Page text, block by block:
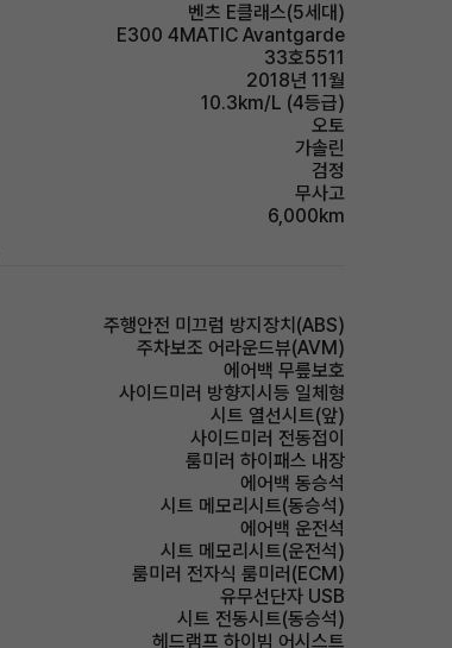
벤츠 E클래스(5세대)
E300 4MATIC Avantgarde
33호5511
2018년 11월
10.3km/L (4등급)
오토
가솔린
검정
무사고
6,000km
주행안전 미끄럼 방지장치(ABS)
주차보조 어라운드뷰(AVM)
에어백 무릎보호
사이드미러 방향지시등 일체형
시트 열선시트(앞)
사이드미러 전동접이
룸미러 하이패스 내장
에어백 동승석
시트 메모리시트(동승석)
에어백 운전석
시트 메모리시트(운전석)
룸미러 전자식 룸미러(ECM)
유무선단자 USB
시트 전동시트(동승석)
헤드램프 하이빔 어시스트